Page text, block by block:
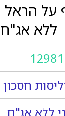
על הראל
ללא אג"ח
12981
חסכון
ללא אג"ח